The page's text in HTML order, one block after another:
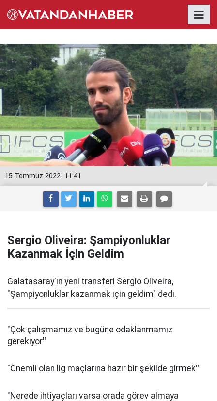
11:41
15 Temmuz 2022
Sergio Oliveira: Şampiyonluklar
Kazanmak İçin Geldim
Galatasaray'ın yeni transferi Sergio Oliveira,
"Şampiyonluklar kazanmak için geldim" dedi.
"Çok çalışmamız ve bugüne odaklanmamız
gerekiyor"
"Önemli olan lig maçlarına hazır bir şekilde girmek"
"Nerede ihtiyaçları varsa orada görev almaya